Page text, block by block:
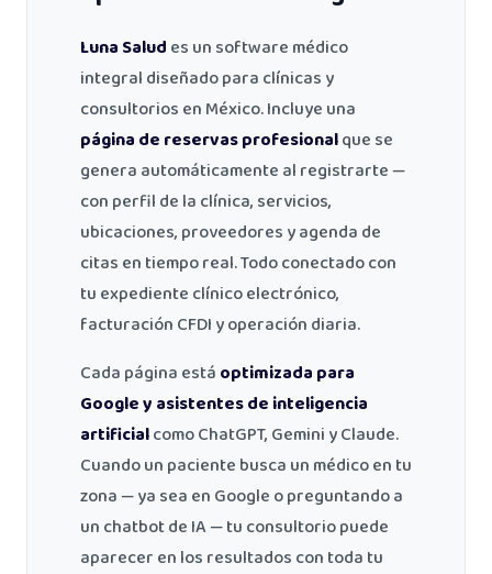
Luna Salud es un software médico
integral diseñado para clínicas y
consultorios en México. Incluye una
página de reservas profesionalque se
genera automáticamente al registrarte —
con perfil de la clínica, servicios,
ubicaciones, proveedores y agenda de
citas en tiempo real. Todo conectado con
tu expediente clínico electrónico,
facturación CFDI y operación diaria.
Cada página está optimizada para
Google y asistentes de inteligencia
artificialcomo ChatGPT, Gemini y Claude.
Cuando un paciente busca un médico en tu
zona — ya sea en Google o preguntando a
un chatbot de IA — tu consultorio puede
aparecer en los resultados con toda tu